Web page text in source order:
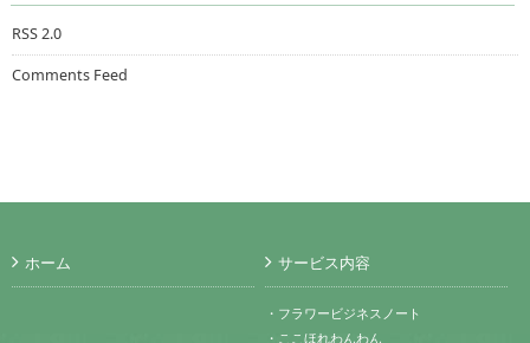
RSS 2.0
Comments Feed
ホーム サービス内容
・フラワービジネスノート
・ここほれわんわん